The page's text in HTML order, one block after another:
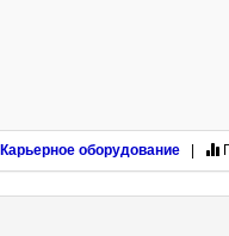
Карьерное оборудование